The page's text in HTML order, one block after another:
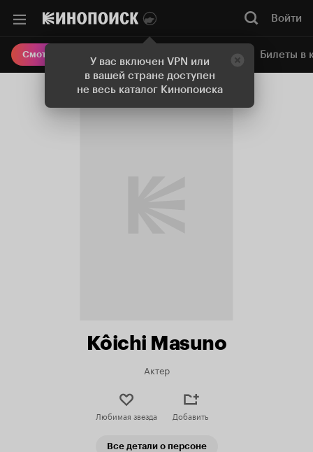
У вас включен VPN или
в вашей стране доступен
не весь каталог Кинопоиска
Войти
Смотреть кино Онлайн-кинотеатр Билеты в
Kôichi Masuno
Актер
Любимая звезда Добавить
Все детали о персоне